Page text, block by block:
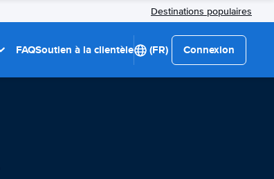
Destinations populaires
FAQSoutien à la clientèle (FR) Connexion